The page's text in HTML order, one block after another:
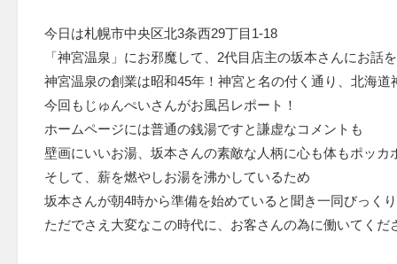
今日は札幌市中央区北3条西29丁目1-18
「神宮温泉」にお邪魔して、2代目店主の坂本さんにお話
神宮温泉の創業は昭和45年！神宮と名の付く通り、北海道
今回もじゅんぺいさんがお風呂レポート！
ホームページには普通の銭湯ですと謙虚なコメントも
壁画にいいお湯、坂本さんの素敵な人柄に心も体もポッカ
そして、薪を燃やしお湯を沸かしているため
坂本さんが朝4時から準備を始めていると聞き一同びっく
ただでさえ大変なこの時代に、お客さんの為に働いてくだ